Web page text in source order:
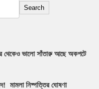
Search
থেকেও ভালো সাঁতারু আছে অকপটে
মামলা নিষ্পত্তির ঘোষণা